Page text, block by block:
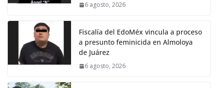
6 agosto, 2026
Fiscalía del EdoMéx vincula a proceso
a presunto feminicida en Almoloya
de Juárez
6 agosto, 2026